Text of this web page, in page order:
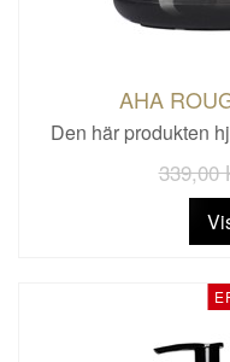
AHA
Den här produkten
339,00